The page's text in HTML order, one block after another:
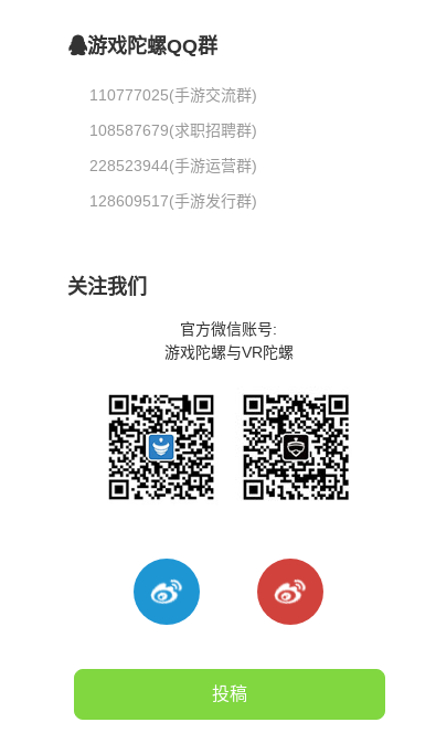
游戏陀螺QQ群
110777025(手游交流群)
108587679(求职招聘群)
228523944(手游运营群)
128609517(手游发行群)
关注我们
官方微信账号:
游戏陀螺与VR陀螺
投稿